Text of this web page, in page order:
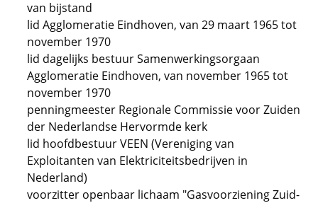
van bijstand
lid Agglomeratie Eindhoven, van 29 maart 1965 tot
november 1970
lid dagelijks bestuur Samenwerkingsorgaan
Agglomeratie Eindhoven, van november 1965 tot
november 1970
penningmeester Regionale Commissie voor Zuiden
der Nederlandse Hervormde kerk
lid hoofdbestuur VEEN (Vereniging van
Exploitanten van Elektriciteitsbedrijven in
Nederland)
voorzitter openbaar lichaam "Gasvoorziening Zuid-